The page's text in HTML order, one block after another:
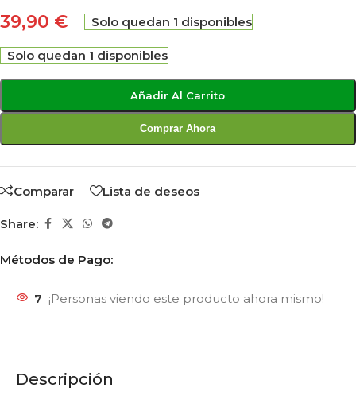
39,90 € Solo quedan 1 disponibles
Solo quedan 1 disponibles
Añadir Al Carrito
Comprar Ahora
Comparar Lista de deseos
Share:
Métodos de Pago:
7 ¡Personas viendo este producto ahora mismo!
Descripción